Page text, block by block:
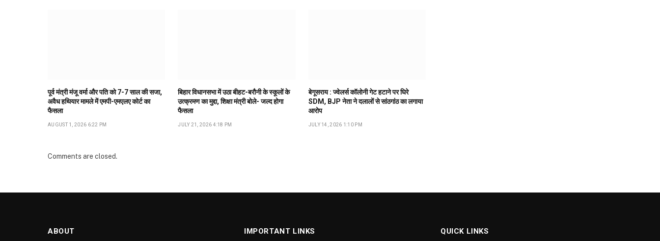
पूर्व मंत्री मंजू वर्मा और पति को 7-7 साल की सजा,
अवैध हथियार मामले में एमपी-एमएलए कोर्ट का
फैसला
AUGUST 1, 2026 6:22 PM
बिहार विधानसभा में उठा बीहट-बरौनी के स्कूलों के
उत्क्रमण का मुद्दा, शिक्षा मंत्री बोले- जल्द होगा
फैसला
JULY 21, 2026 4:18 PM
बेगूसराय : ज्वेलर्स कॉलोनी गेट हटाने पर घिरे
SDM, BJP नेता ने दलालों से सांठगांठ का लगाया
आरोप
JULY 14, 2026 1:10 PM
Comments are closed.
ABOUT IMPORTANT LINKS QUICK LINKS